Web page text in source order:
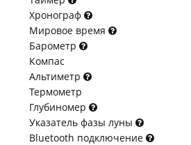
Хронограф
Мировое время
Барометр
Компас
Альтиметр
Термометр
Глубиномер
Указатель фазы луны
Bluetooth подключение